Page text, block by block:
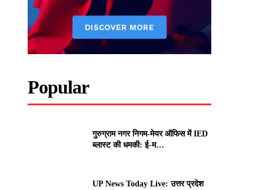
Popular
गुरुग्राम नगर निगम-मेयर ऑफिस में IED
ब्लास्ट की धमकी: ई-म…
UP News Today Live: उत्तर प्रदेश